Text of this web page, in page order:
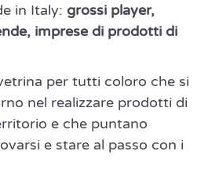
in Italy: grossi player,
imprese di prodotti di
per tutti coloro che si
nel realizzare prodotti di
e che puntano
e stare al passo con i